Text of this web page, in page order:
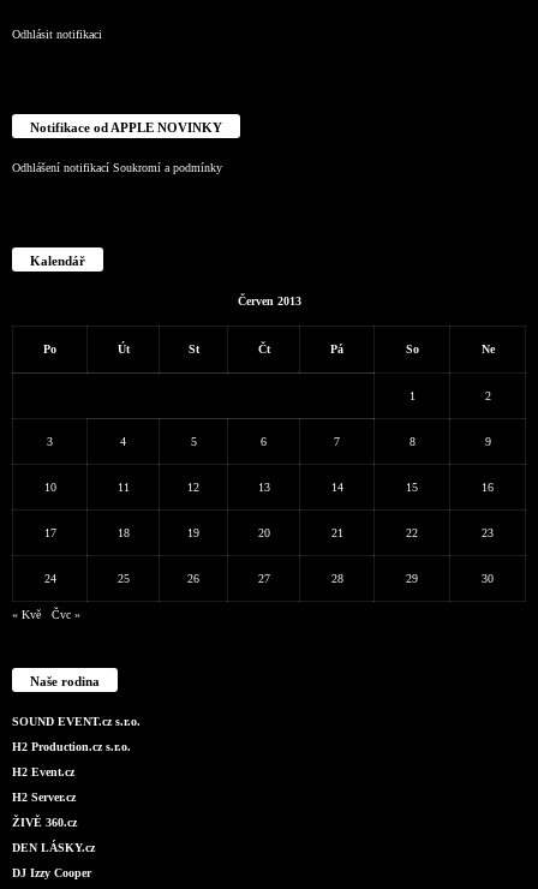
Odhlásit notifikaci
Notifikace od APPLE NOVINKY
Odhlášení notifikací Soukromí a podmínky
Kalendář
Červen 2013
Po Út St Čt Pá So Ne
1 2
3 4 5 6 7 8 9
10 11 12 13 14 15 16
17 18 19 20 21 22 23
24 25 26 27 28 29 30
« Kvě Čvc »
Naše rodina
SOUND EVENT.cz s.r.o.
H2 Production.cz s.r.o.
H2 Event.cz
H2 Server.cz
ŽIVĚ 360.cz
DEN LÁSKY.cz
DJ Izzy Cooper